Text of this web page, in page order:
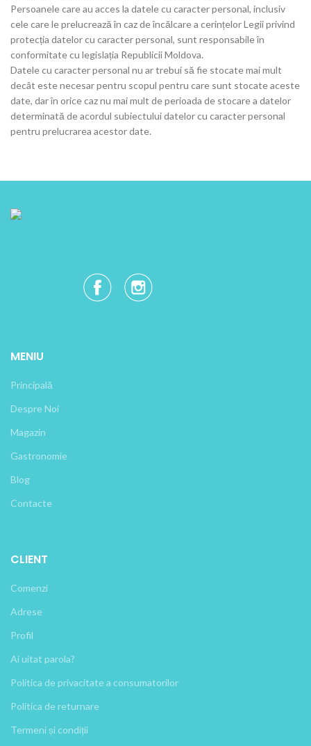
Persoanele care au acces la datele cu caracter personal, inclusiv
cele care le prelucrează în caz de încălcare a cerințelor Legii privind
protecția datelor cu caracter personal, sunt responsabile în
conformitate cu legislația Republicii Moldova.
Datele cu caracter personal nu ar trebui să fie stocate mai mult
decât este necesar pentru scopul pentru care sunt stocate aceste
date, dar în orice caz nu mai mult de perioada de stocare a datelor
determinată de acordul subiectului datelor cu caracter personal
pentru prelucrarea acestor date.
MENIU
Principală
Despre Noi
Magazin
Gastronomie
Blog
Contacte
CLIENT
Comenzi
Adrese
Profil
Ai uitat parola?
Politica de privacitate a consumatorilor
Politica de returnare
Termeni și condiții